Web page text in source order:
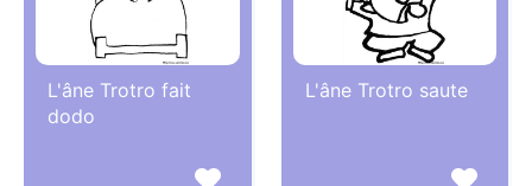
L'âne Trotro fait
dodo
L'âne Trotro saute